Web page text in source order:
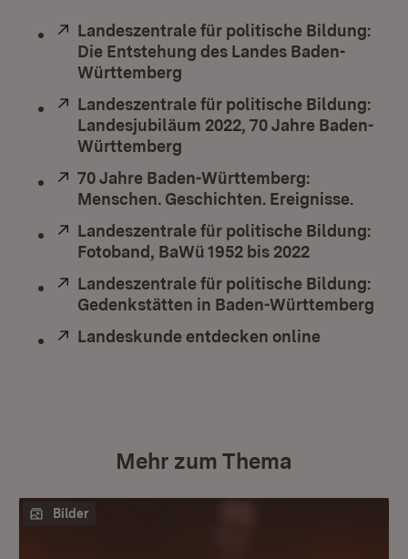
Extern:
Landeszentrale für politische Bildung:
Die Entstehung des Landes Baden-
Württemberg
Extern:
Landeszentrale für politische Bildung:
Landesjubiläum 2022, 70 Jahre Baden-
Württemberg
Extern:
70 Jahre Baden-Württemberg:
Menschen. Geschichten. Ereignisse.
Extern:
Landeszentrale für politische Bildung:
Fotoband, BaWü 1952 bis 2022
Extern:
Landeszentrale für politische Bildung:
Gedenkstätten in Baden-Württemberg
Extern:
Landeskunde entdecken online
Mehr zum Thema
Bilder